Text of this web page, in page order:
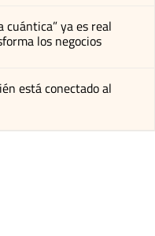
cuántica” ya es real
los negocios
está conectado al